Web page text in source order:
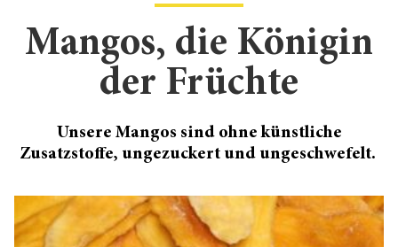
Mangos, die Königin
der Früchte
Unsere Mangos sind ohne künstliche
Zusatzstoffe, ungezuckert und ungeschwefelt.